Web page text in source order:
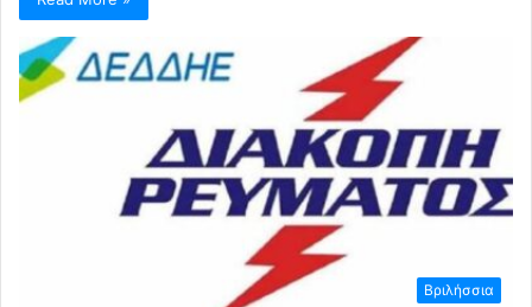
Βριλήσσια